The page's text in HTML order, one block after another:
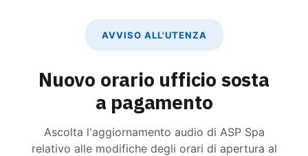
AVVISO ALL'UTENZA
Nuovo orario ufficio sosta
a pagamento
Ascolta l'aggiornamento audio di ASP Spa
relativo alle modifiche degli orari di apertura al